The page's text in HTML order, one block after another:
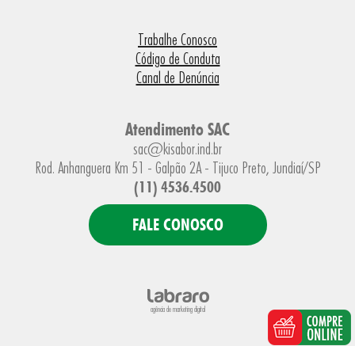
Trabalhe Conosco
Código de Conduta
Canal de Denúncia
Atendimento SAC
sac@kisabor.ind.br
Rod. Anhanguera Km 51 - Galpão 2A - Tijuco Preto, Jundiaí/SP
(11) 4536.4500
FALE CONOSCO
agência de marketing digital